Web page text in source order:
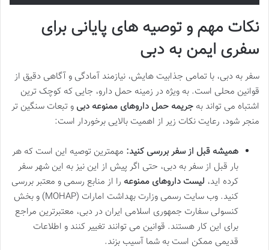
نکات مهم و توصیه های پایانی برای
سفری ایمن به دبی
سفر به دبی، با تمامی جذابیت هایش، نیازمند آمادگی و آگاهی دقیق از
قوانین محلی است. به ویژه در زمینه حمل دارو، جایی که کوچک ترین
اشتباه می تواند به جریمه حمل داروهای ممنوعه دبی و تبعات سنگین تر
منجر شود، رعایت نکات زیر از اهمیت بالایی برخوردار است:
همیشه قبل از سفر بررسی کنید: مهمترین توصیه این است که هر
بار قبل از سفر به دبی، حتی اگر پیش از این نیز به این شهر سفر
کرده اید، لیست داروهای ممنوعه را از منابع رسمی و معتبر بررسی
کنید. وب سایت رسمی وزارت بهداشت امارات (MOHAP) و بخش
کنسولی سفارت جمهوری اسلامی ایران در دبی، معتبرترین مراجع
برای این کار هستند. قوانین می توانند تغییر کنند و اطلاعات
قدیمی ممکن است به شما آسیب بزند.